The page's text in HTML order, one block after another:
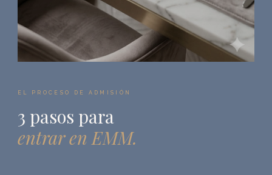
EL PROCESO DE ADMISIÓN
3 pasos para
entrar en EMM.